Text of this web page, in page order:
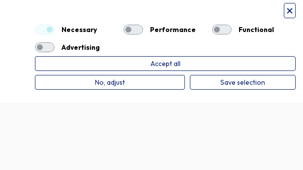
Privacy Policy
Necessary Performance
Functional
Advertising
Accept all
No, adjust Save selection